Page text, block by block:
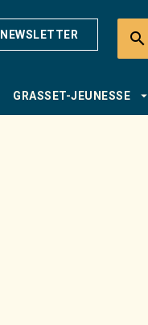
NEWSLETTER search
GRASSET-JEUNESSE arrow_drop_down